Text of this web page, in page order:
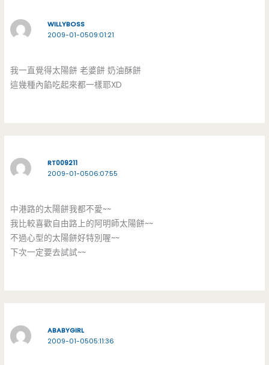
WILLYBOSS
2009-01-0509:01:21
我一直覺得太陽餅 老婆餅 奶油酥餅
這幾種內餡吃起來都一樣耶XD
RT009211
2009-01-0506:07:55
中港路的太陽餅我都不愛~~
我比較喜歡自由路上的阿明師太陽餅~~
不過心型的太陽餅好特別喔~~
下次一定要去試試~~
ABABYGIRL
2009-01-0505:11:36